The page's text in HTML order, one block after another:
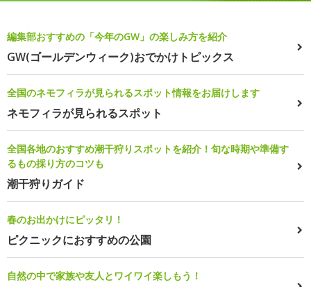
編集部おすすめの「今年のGW」の楽しみ方を紹介
GW(ゴールデンウィーク)おでかけトピックス
全国のネモフィラが見られるスポット情報をお届けします
ネモフィラが見られるスポット
全国各地のおすすめ潮干狩りスポットを紹介！旬な時期や準備す
るもの採り方のコツも
潮干狩りガイド
春のお出かけにピッタリ！
ピクニックにおすすめの公園
自然の中で家族や友人とワイワイ楽しもう！